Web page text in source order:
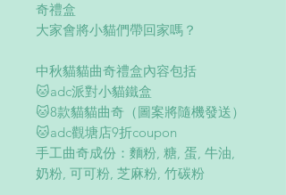
奇禮盒
大家會將小貓們帶回家嗎？
中秋貓貓曲奇禮盒內容包括
🐱adc派對小貓鐵盒
🐱8款貓貓曲奇（圖案將隨機發送）
🐱adc觀塘店9折coupon
手工曲奇成份：麵粉, 糖, 蛋, 牛油,
奶粉, 可可粉, 芝麻粉, 竹碳粉